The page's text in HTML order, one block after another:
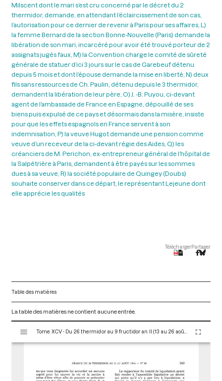
Milscent dont le mari s’est cru concerné par le décret du 2
thermidor, demande, en attendant l’éclaircissement de son cas,
l’autorisation pour ce dernier de revenir à Paris pour ses affaires, L)
la femme Bernard de la section Bonne-Nouvelle (Paris) demande la
libération de son mari, incarcéré pour avoir été trouvé porteur de 2
assignats jugés faux, M) la Convention charge le comité de sûreté
générale de statuer d’ici 3 jours sur le cas de Garebeuf détenu
depuis 5 mois et dont l’épouse demande la mise en liberté, N) deux
fils sans ressources de Ch. Paulin, détenu depuis le 3 thermidor,
demandent la libération de leur père, O) J. -B. Puyou, ci-devant
agent de l’ambassade de France en Espagne, dépouillé de ses
biens puis expulsé de ce pays et désormais dans la misère, insiste
pour que les effets espagnols en France servent à son
indemnisation, P) la veuve Hugot demande une pension comme
veuve d’un receveur de la ci-devant régie des Aides, Q) les
créanciers de M. Perichon, ex-entrepreneur général de l’hôpital de
la Salpétrière à Paris, demandent à être payés sur les sommes
dues à sa veuve, R) la société populaire de Quingey (Doubs)
souhaite conserver dans ce départ, le représentant Lejeune dont
elle apprécie les qualités
TéléchargerPartager
Table des matières
La table des matières ne contient aucune entrée.
s